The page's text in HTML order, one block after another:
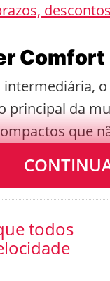
Comfort
principal da
que
malas
todos